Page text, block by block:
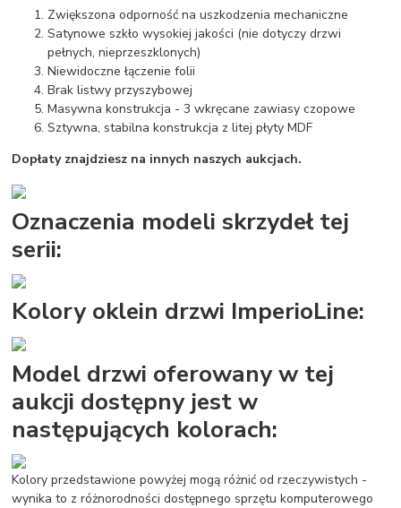
Zwiększona odporność na uszkodzenia mechaniczne
Satynowe szkło wysokiej jakości (nie dotyczy drzwi
pełnych, nieprzeszklonych)
Niewidoczne łączenie folii
Brak listwy przyszybowej
Masywna konstrukcja - 3 wkręcane zawiasy czopowe
Sztywna, stabilna konstrukcja z litej płyty MDF
Dopłaty znajdziesz na innych naszych aukcjach.
Oznaczenia modeli skrzydeł tej
serii:
Kolory oklein drzwi ImperioLine:
Model drzwi oferowany w tej
aukcji dostępny jest w
następujących kolorach:
Kolory przedstawione powyżej mogą różnić od rzeczywistych -
wynika to z różnorodności dostępnego sprzętu komputerowego